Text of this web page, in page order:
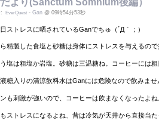
EverQuest - Gan @ 09時54分53秒
ストレスに晒されているGanでちゅ（´Д｀；）
精製した食塩と砂糖は身体にストレスを与えるの
塩は粗塩か岩塩。砂糖は三温糖ね。コーヒーには粗
糖入りの清涼飲料水はGanには危険なので飲みませ
も刺激が強いので、コーヒーは飲まなくなったよ
ストレスになるよね、昔は冷気が天井から直接当